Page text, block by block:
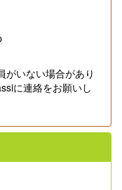
がいない場合があり
に連絡をお願いし